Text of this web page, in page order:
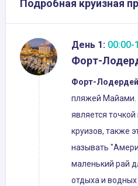
Подробная круизная
День 1: 00:00-
Форт-
Форт-
пляжей Майами.
является
круизов, также
называть
маленький рай
отдыха и